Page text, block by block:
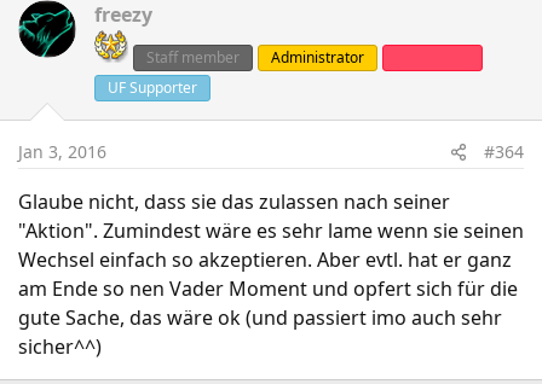
freezy
Staff member Administrator
UF Supporter
Jan 3, 2016 #364
Glaube nicht, dass sie das zulassen nach seiner
"Aktion". Zumindest wäre es sehr lame wenn sie seinen
Wechsel einfach so akzeptieren. Aber evtl. hat er ganz
am Ende so nen Vader Moment und opfert sich für die
gute Sache, das wäre ok (und passiert imo auch sehr
sicher^^)